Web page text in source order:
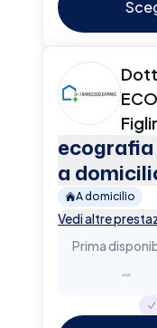
a
A domicilio
Vedi altre
Prima
-